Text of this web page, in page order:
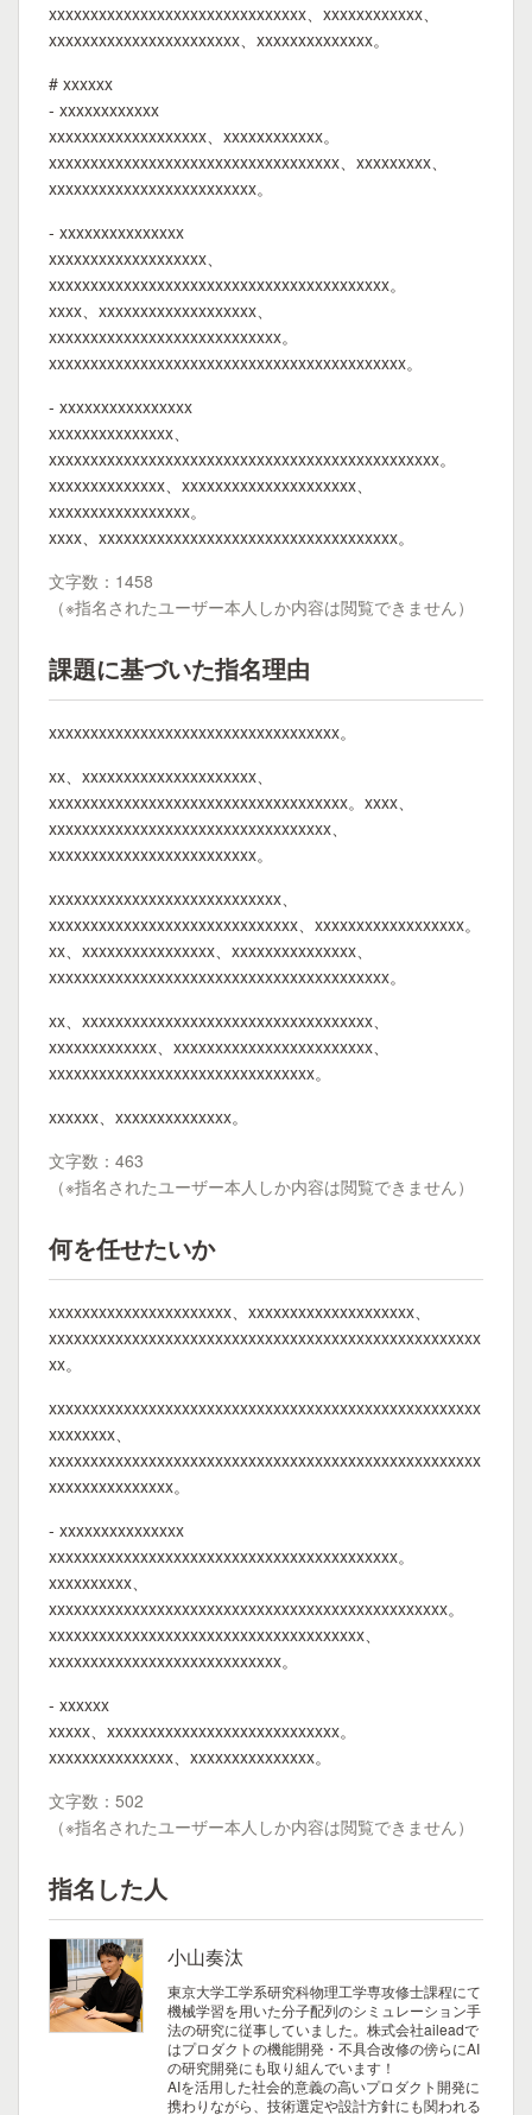
xxxxxxxxxxxxxxxxxxxxxxxxxxxxxxx、xxxxxxxxxxxx、
xxxxxxxxxxxxxxxxxxxxxxx、xxxxxxxxxxxxxx。
# xxxxxx
- xxxxxxxxxxxx
xxxxxxxxxxxxxxxxxxx、xxxxxxxxxxxx。
xxxxxxxxxxxxxxxxxxxxxxxxxxxxxxxxxxx、xxxxxxxxx、
xxxxxxxxxxxxxxxxxxxxxxxxx。
- xxxxxxxxxxxxxxx
xxxxxxxxxxxxxxxxxxx、
xxxxxxxxxxxxxxxxxxxxxxxxxxxxxxxxxxxxxxxxx。
xxxx、xxxxxxxxxxxxxxxxxxx、
xxxxxxxxxxxxxxxxxxxxxxxxxxxx。
xxxxxxxxxxxxxxxxxxxxxxxxxxxxxxxxxxxxxxxxxxx。
- xxxxxxxxxxxxxxxx
xxxxxxxxxxxxxxx、
xxxxxxxxxxxxxxxxxxxxxxxxxxxxxxxxxxxxxxxxxxxxxxx。
xxxxxxxxxxxxxx、xxxxxxxxxxxxxxxxxxxxx、
xxxxxxxxxxxxxxxxx。
xxxx、xxxxxxxxxxxxxxxxxxxxxxxxxxxxxxxxxxxx。
文字数：1458
（※指名されたユーザー本人しか内容は閲覧できません）
課題に基づいた指名理由
xxxxxxxxxxxxxxxxxxxxxxxxxxxxxxxxxxx。
xx、xxxxxxxxxxxxxxxxxxxxx、
xxxxxxxxxxxxxxxxxxxxxxxxxxxxxxxxxxxx。xxxx、
xxxxxxxxxxxxxxxxxxxxxxxxxxxxxxxxxx、
xxxxxxxxxxxxxxxxxxxxxxxxx。
xxxxxxxxxxxxxxxxxxxxxxxxxxxx、
xxxxxxxxxxxxxxxxxxxxxxxxxxxxxx、xxxxxxxxxxxxxxxxxx。
xx、xxxxxxxxxxxxxxxx、xxxxxxxxxxxxxxx、
xxxxxxxxxxxxxxxxxxxxxxxxxxxxxxxxxxxxxxxxx。
xx、xxxxxxxxxxxxxxxxxxxxxxxxxxxxxxxxxxx、
xxxxxxxxxxxxx、xxxxxxxxxxxxxxxxxxxxxxxx、
xxxxxxxxxxxxxxxxxxxxxxxxxxxxxxxx。
xxxxxx、xxxxxxxxxxxxxx。
文字数：463
（※指名されたユーザー本人しか内容は閲覧できません）
何を任せたいか
xxxxxxxxxxxxxxxxxxxxxx、xxxxxxxxxxxxxxxxxxxx、
xxxxxxxxxxxxxxxxxxxxxxxxxxxxxxxxxxxxxxxxxxxxxxxxxxxx
xx。
xxxxxxxxxxxxxxxxxxxxxxxxxxxxxxxxxxxxxxxxxxxxxxxxxxxx
xxxxxxxx、
xxxxxxxxxxxxxxxxxxxxxxxxxxxxxxxxxxxxxxxxxxxxxxxxxxxx
xxxxxxxxxxxxxxx。
- xxxxxxxxxxxxxxx
xxxxxxxxxxxxxxxxxxxxxxxxxxxxxxxxxxxxxxxxxx。
xxxxxxxxxx、
xxxxxxxxxxxxxxxxxxxxxxxxxxxxxxxxxxxxxxxxxxxxxxxx。
xxxxxxxxxxxxxxxxxxxxxxxxxxxxxxxxxxxxxx、
xxxxxxxxxxxxxxxxxxxxxxxxxxxx。
- xxxxxx
xxxxx、xxxxxxxxxxxxxxxxxxxxxxxxxxxx。
xxxxxxxxxxxxxxx、xxxxxxxxxxxxxxx。
文字数：502
（※指名されたユーザー本人しか内容は閲覧できません）
指名した人
小山奏汰
東京大学工学系研究科物理工学専攻修士課程にて
機械学習を用いた分子配列のシミュレーション手
法の研究に従事していました。株式会社aileadで
はプロダクトの機能開発・不具合改修の傍らにAI
の研究開発にも取り組んでいます！
AIを活用した社会的意義の高いプロダクト開発に
携わりながら、技術選定や設計方針にも関われる